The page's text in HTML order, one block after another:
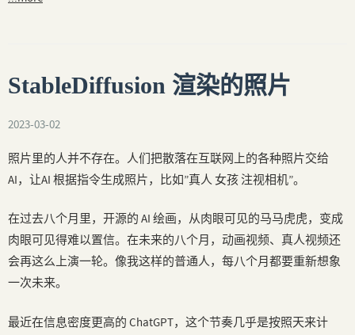
StableDiffusion 渲染的照片
2023-03-02
照片里的人并不存在。人们把散落在互联网上的各种照片交给
AI，让AI 根据指令生成照片，比如”真人 女孩 注视相机”。
在过去八个月里，开源的 AI 绘画，从肉眼可见的马马虎虎，变成
肉眼可见得难以置信。在未来的八个月，动画视频、真人视频还
会再这么上演一轮。像我这样的普通人，每八个月都要重新想象
一次未来。
最近在信息密度更高的 ChatGPT，这个节奏几乎是按照天来计